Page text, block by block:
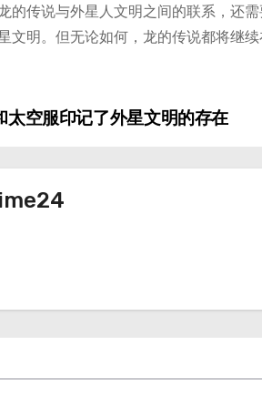
的传说与外星人文明之间的联系，还
文明。但无论如何，龙的传说都将继续
空服印记了外星文明的存在